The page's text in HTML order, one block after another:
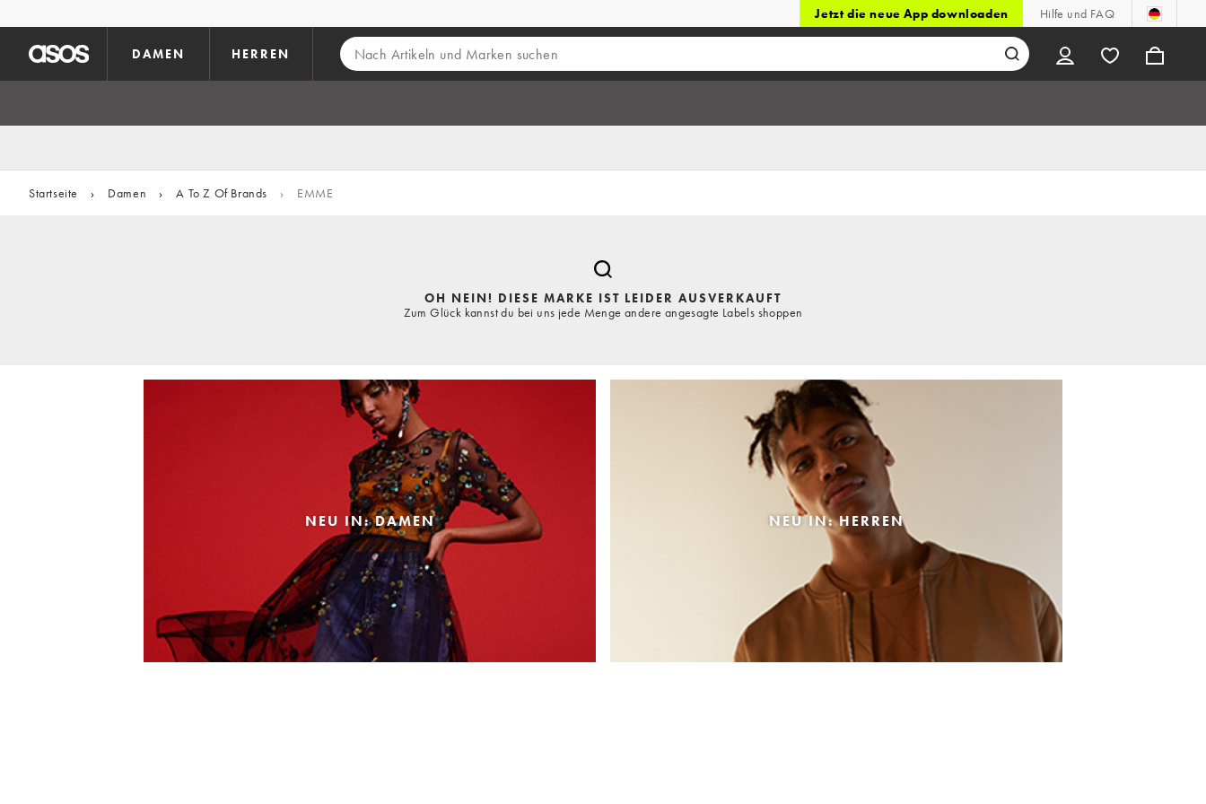
Jetzt die neue App downloaden Hilfe und FAQ
DAMEN HERREN
Startseite › Damen › A To Z Of Brands › EMME
OH NEIN! DIESE MARKE IST LEIDER AUSVERKAUFT
Zum Glück kannst du bei uns jede Menge andere angesagte Labels shoppen
NEU IN: DAMEN NEU IN: HERREN